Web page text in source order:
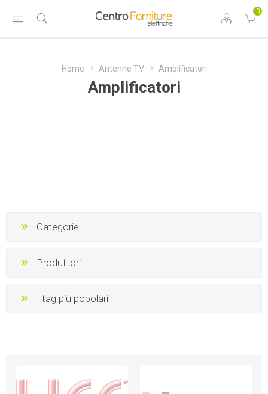
0
Home Antenne TV Amplificatori
Amplificatori
Categorie
Produttori
I tag più popolari